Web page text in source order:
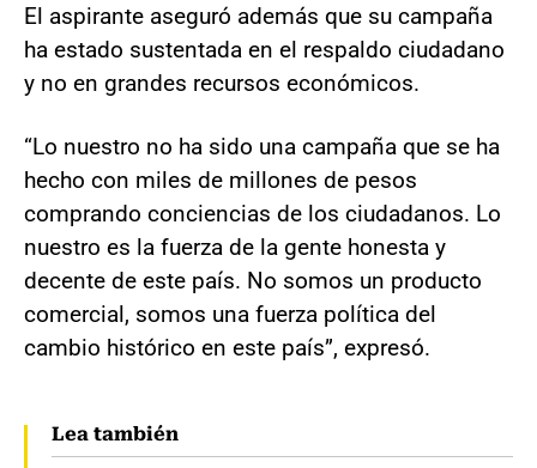
El aspirante aseguró además que su campaña
ha estado sustentada en el respaldo ciudadano
y no en grandes recursos económicos.
“Lo nuestro no ha sido una campaña que se ha
hecho con miles de millones de pesos
comprando conciencias de los ciudadanos. Lo
nuestro es la fuerza de la gente honesta y
decente de este país. No somos un producto
comercial, somos una fuerza política del
cambio histórico en este país”, expresó.
Lea también